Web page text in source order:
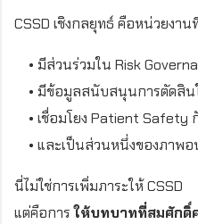
CSSD เชิงกลยุทธ์ คือหน่วยงาน
• มีส่วนร่วมใน Risk
• มีข้อมูลสนับสนุนการตัดสิน
• เชื่อมโยง Patient Safety
• และเป็นส่วนหนึ่งของภาพอ
นี่ไม่ใช่การเพิ่มภาระให้ CSSD
แต่คือการให้บทบาทที่สมศักดิ์